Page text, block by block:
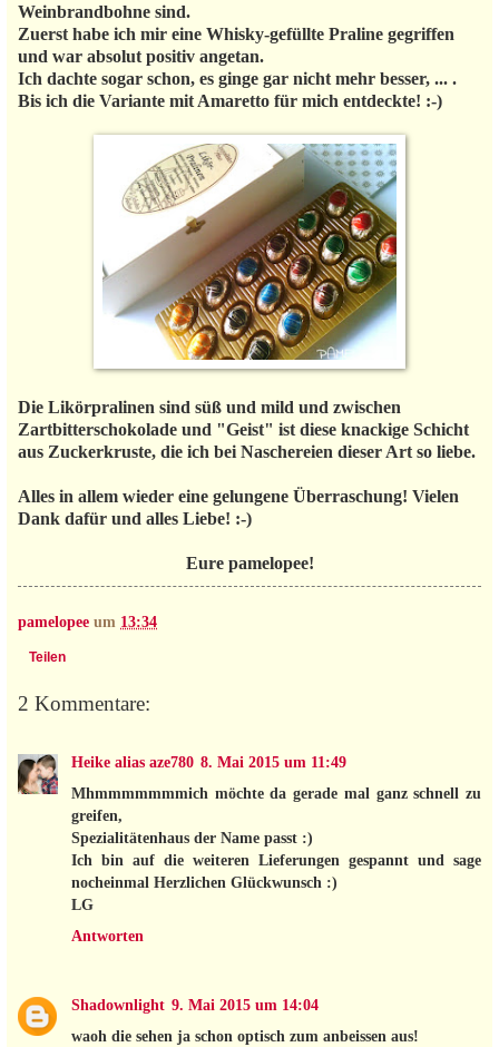
Weinbrandbohne sind.
Zuerst habe ich mir eine Whisky-gefüllte Praline gegriffen
und war absolut positiv angetan.
Ich dachte sogar schon, es ginge gar nicht mehr besser, ... .
Bis ich die Variante mit Amaretto für mich entdeckte! :-)
Die Likörpralinen sind süß und mild und zwischen
Zartbitterschokolade und "Geist" ist diese knackige Schicht
aus Zuckerkruste, die ich bei Naschereien dieser Art so liebe.
Alles in allem wieder eine gelungene Überraschung! Vielen
Dank dafür und alles Liebe! :-)
Eure pamelopee!
pamelopee um 13:34
Teilen
2 Kommentare:
Heike alias aze780 8. Mai 2015 um 11:49
Mhmmmmmmmich möchte da gerade mal ganz schnell zu
greifen,
Spezialitätenhaus der Name passt :)
Ich bin auf die weiteren Lieferungen gespannt und sage
nocheinmal Herzlichen Glückwunsch :)
LG
Antworten
Shadownlight 9. Mai 2015 um 14:04
waoh die sehen ja schon optisch zum anbeissen aus!